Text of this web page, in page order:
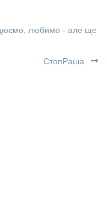
любимо - але ще
СтопРаша